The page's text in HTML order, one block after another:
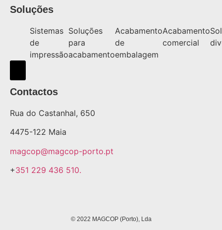
Soluções
Sistemas
de
impressão
Soluções
para
acabamento
Acabamento
de
embalagem
Acabamento
comercial
Contactos
Rua do Castanhal, 650
4475-122 Maia
magcop@magcop-porto.pt
+351 229 436 510.
© 2022 MAGCOP (Porto), Lda